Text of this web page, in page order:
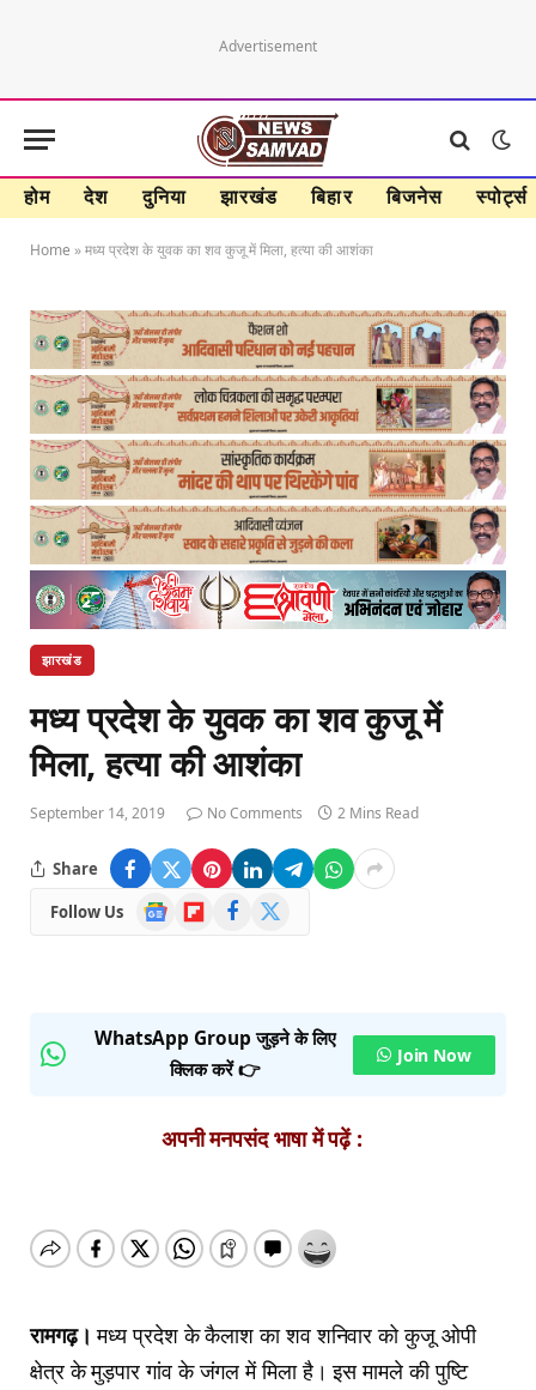
Advertisement
होम देश दुनिया झारखंड बिहार बिजनेस स्पोर्ट्स
Home »मध्य प्रदेश के युवक का शव कुजू में मिला, हत्या की आशंका
झारखंड
मध्य प्रदेश के युवक का शव कुजू में
मिला, हत्या की आशंका
September 14, 2019 No Comments 2 Mins Read
Share
Follow Us
Google
News
FlipboardFacebook
WhatsApp Group जुड़ने के लिए
क्लिक करें 👉
Join Now
अपनी मनपसंद भाषा में पढ़ें :
रामगढ़। मध्य प्रदेश के कैलाश का शव शनिवार को कुजू ओपी
क्षेत्र के मुड़पार गांव के जंगल में मिला है। इस मामले की पुष्टि